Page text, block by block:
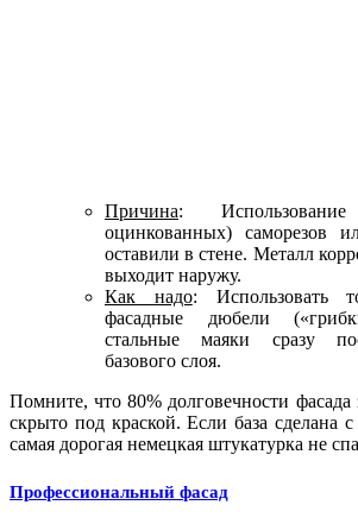
Причина:
оцинкованных) саморезов
оставили в стене. Металл
выходит наружу.
Как надо: Использовать
фасадные дюбели
стальные маяки сразу
базового слоя.
Помните, что 80% долговечности фасада
скрыто под краской. Если база сделана
самая дорогая немецкая штукатурка не
Профессиональный фасад